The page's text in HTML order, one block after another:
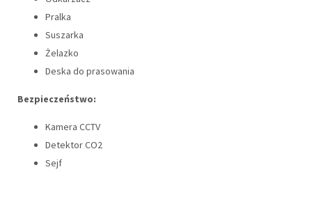
Pralka
Suszarka
Żelazko
Deska do prasowania
Bezpieczeństwo:
Kamera CCTV
Detektor CO2
Sejf